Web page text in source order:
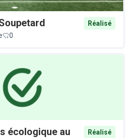
Réalisé
0
écologique au
Réalisé